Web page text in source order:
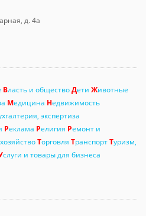
д. 4а
Власть и обществоДети Животные
Медицина Недвижимость
экспертиза
Реклама Религия Ремонт и
Торговля ТранспортТуризм,
слуги и товары для бизнеса